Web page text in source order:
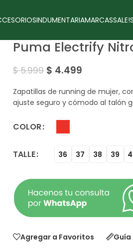
INDUMENTARIAMARCASSALE!
Puma Electrify
$5.999 $ 4.499
Zapatillas de running de mujer,
ajuste seguro y cómodo al talón
COLOR
TALLE 36 37 38 39
Agregar a Favoritos Guía